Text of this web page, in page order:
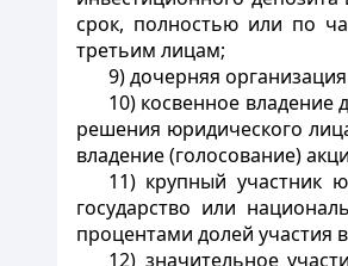
срок, полностью или по
третьим лицам;
9) дочерняя
10) косвенное
решения юридического
владение (голосование)
11) крупный участник
государство или
процентами долей участия
12) значительное